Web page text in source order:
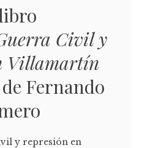
Civil y
Villamartín
Fernando
y represión en